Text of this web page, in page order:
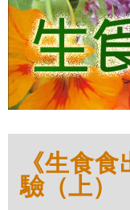
《生食
驗（上）